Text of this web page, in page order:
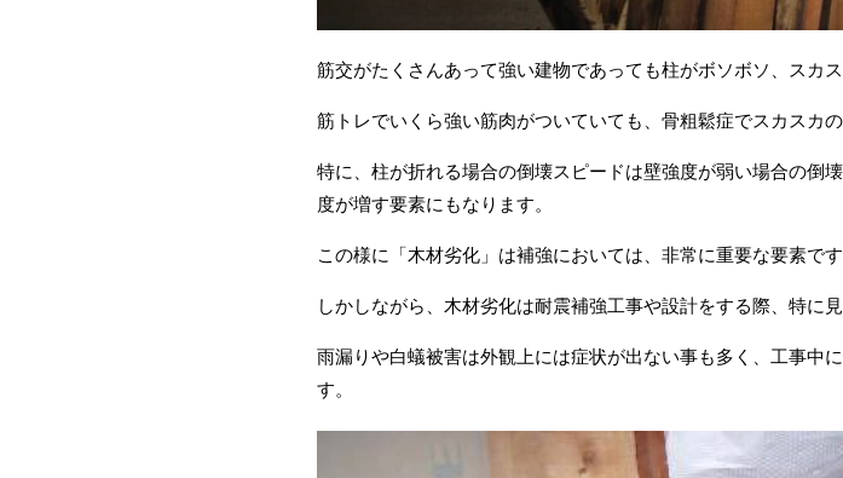
筋交がたくさんあって強い建物であっても柱がボソボソ、スカ
筋トレでいくら強い筋肉がついていても、骨粗鬆症でスカスカ
特に、柱が折れる場合の倒壊スピードは壁強度が弱い場合の倒
度が増す要素にもなります。
この様に「木材劣化」は補強においては、非常に重要な要素です
しかしながら、木材劣化は耐震補強工事や設計をする際、特に
雨漏りや白蟻被害は外観上には症状が出ない事も多く、工事中
す。